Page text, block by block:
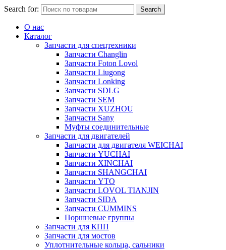
Search for: Search
О нас
Каталог
Запчасти для спецтехники
Запчасти Changlin
Запчасти Foton Lovol
Запчасти Liugong
Запчасти Lonking
Запчасти SDLG
Запчасти SEM
Запчасти XUZHOU
Запчасти Sany
Муфты соединительные
Запчасти для двигателей
Запчасти для двигателя WEICHAI
Запчасти YUCHAI
Запчасти XINCHAI
Запчасти SHANGCHAI
Запчасти YTO
Запчасти LOVOL TIANJIN
Запчасти SIDA
Запчасти CUMMINS
Поршневые группы
Запчасти для КПП
Запчасти для мостов
Уплотнительные кольца, сальники